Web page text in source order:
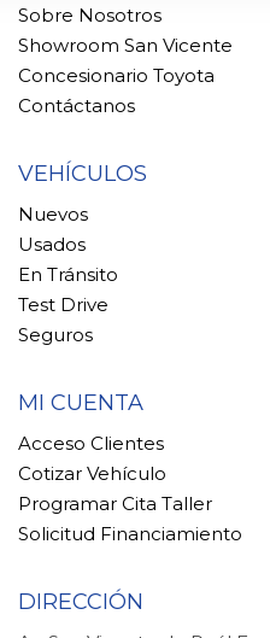
Sobre Nosotros
Showroom San Vicente
Concesionario Toyota
Contáctanos
VEHÍCULOS
Nuevos
Usados
En Tránsito
Test Drive
Seguros
MI CUENTA
Acceso Clientes
Cotizar Vehículo
Programar Cita Taller
Solicitud Financiamiento
DIRECCIÓN